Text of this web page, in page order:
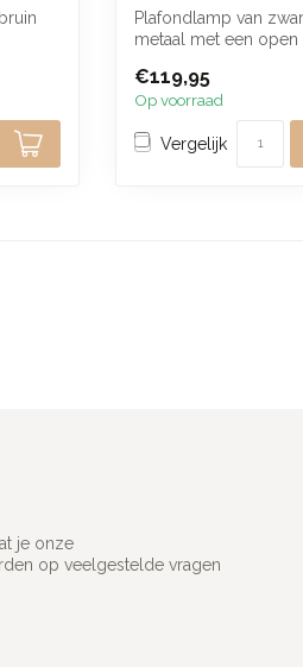
Plafondlamp van
metaal met een open
warm ...
€119,95
Op voorraad
Vergelijk
je onze
op veelgestelde vragen